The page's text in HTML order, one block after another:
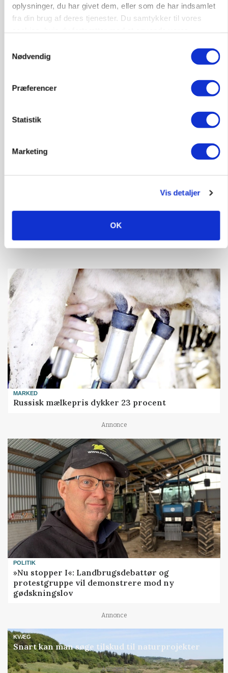
oplysninger, du har givet dem, eller som de har indsamlet
fra din brug af deres tjenester. Du samtykker til vores
Nødvendig
Præferencer
Statistik
Marketing
Vis detaljer
OK
MARKEDSFOKUS
Prisgab på 20 kroner pr. kg vokser: Polsk kylling
presser markedet
Rådgiver om DB-Tjek: Små justeringer kan give
Loading...
MARKED
Russisk mælkepris dykker 23 procent
Annonce
POLITIK
»Nu stopper I«: Landbrugsdebattør og
protestgruppe vil demonstrere mod ny
gødskningslov
Annonce
KVÆG
Snart kan man søge tilskud til naturprojekter
Annonce